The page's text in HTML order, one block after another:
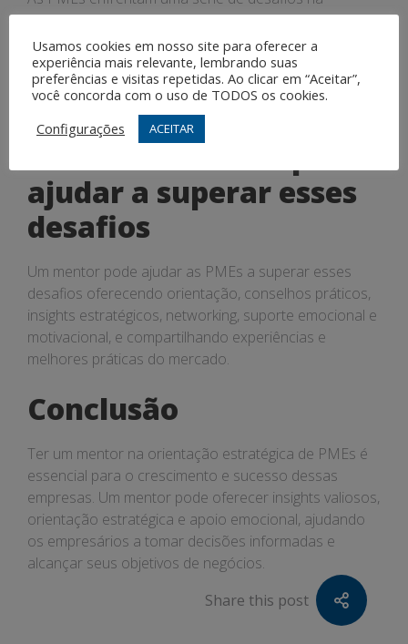
orientação estratégica, como falta de recursos,
concorrência acirrada, mudanças no mercado,
dificuldades de gestão e tomada de decisões, e falta
de experiência e conhecimento em estratégias de
ajudar a superar esses
desafios
Um mentor pode ajudar as PMEs a superar esses
desafios oferecendo orientação, conselhos práticos,
insights estratégicos, networking, suporte emocional e
motivacional, e compartilhando experiências e
melhores práticas do mercado.
Conclusão
Ter um mentor na orientação estratégica de PMEs é
essencial para o crescimento e sucesso dessas
empresas. Um mentor pode oferecer insights valiosos,
orientação estratégica e apoio emocional, ajudando
os empresários a tomar decisões informadas e
alcançar seus objetivos de negócios.
Share this post
Usamos cookies em nosso site para oferecer a
experiência mais relevante, lembrando suas
preferências e visitas repetidas. Ao clicar em “Aceitar”,
você concorda com o uso de TODOS os cookies.
Configurações
ACEITAR